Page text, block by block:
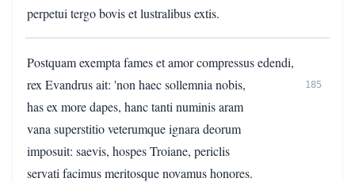
perpetui tergo bovis et lustralibus extis.
Postquam exempta fames et amor compressus edendi,
rex Evandrus ait: 'non haec sollemnia nobis,
185
has ex more dapes, hanc tanti numinis aram
vana superstitio veterumque ignara deorum
imposuit: saevis, hospes Troiane, periclis
servati facimus meritosque novamus honores.